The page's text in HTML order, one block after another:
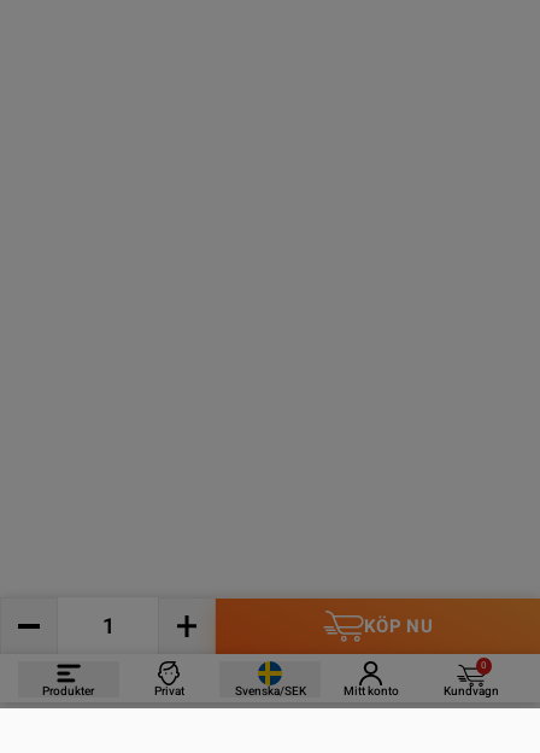
KÖP NU
Produkter Privat Svenska/SEK Mitt konto
0
Kundvagn